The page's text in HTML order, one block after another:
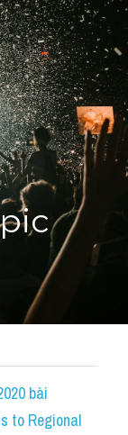
bài
to Regional